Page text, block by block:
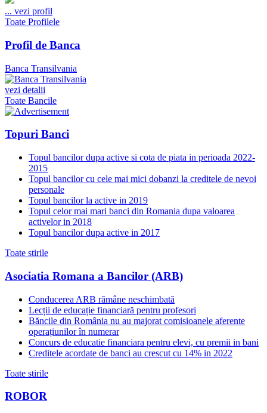
... vezi profil
Toate Profilele
Profil de Banca
Banca Transilvania
vezi detalii
Toate Bancile
Topuri Banci
Topul bancilor dupa active si cota de piata in perioada 2022-
2015
Topul bancilor cu cele mai mici dobanzi la creditele de nevoi
personale
Topul bancilor la active in 2019
Topul celor mai mari banci din Romania dupa valoarea
activelor in 2018
Topul bancilor dupa active in 2017
Toate stirile
Asociatia Romana a Bancilor (ARB)
Conducerea ARB rămâne neschimbată
Lecții de educație financiară pentru profesori
Băncile din România nu au majorat comisioanele aferente
operațiunilor în numerar
Concurs de educatie financiara pentru elevi, cu premii in bani
Creditele acordate de banci au crescut cu 14% in 2022
Toate stirile
ROBOR